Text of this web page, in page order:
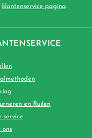
klantenservice pagina.
en Ruilen
service
ons